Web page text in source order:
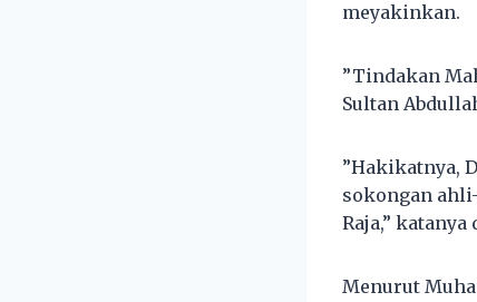
meyakinkan.
”Tindakan
Sultan
”Hakikatnya,
sokongan
Raja,”
Menurut